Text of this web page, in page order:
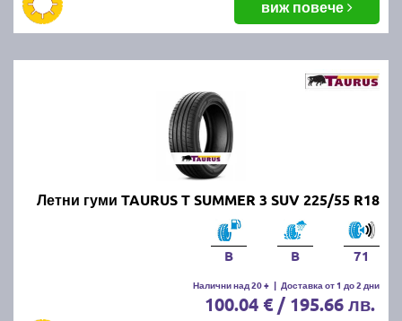
виж повече
Летни гуми TAURUS T SUMMER 3 SUV 225/55 R18
B B 71
Налични над 20 + | Доставка от 1 до 2 дни
100.04 € / 195.66 лв.